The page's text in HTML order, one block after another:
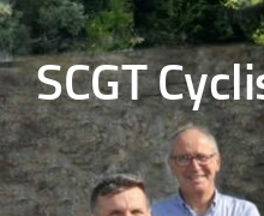
Skip to content
SCGT